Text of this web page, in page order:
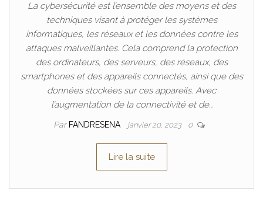
La cybersécurité est l’ensemble des moyens et des
techniques visant à protéger les systèmes
informatiques, les réseaux et les données contre les
attaques malveillantes. Cela comprend la protection
des ordinateurs, des serveurs, des réseaux, des
smartphones et des appareils connectés, ainsi que des
données stockées sur ces appareils. Avec
l’augmentation de la connectivité et de…
Par FANDRESENA janvier 20, 2023 0
Lire la suite